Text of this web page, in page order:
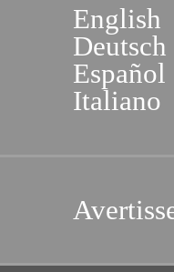
English
Deutsch
Español
Italiano